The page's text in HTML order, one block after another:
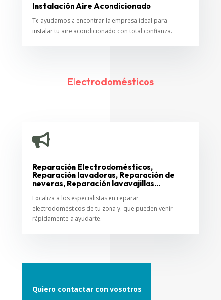
Instalación Aire Acondicionado
Te ayudamos a encontrar la empresa ideal para
instalar tu aire acondicionado con total confianza.
Electrodomésticos

Reparación Electrodomésticos,
Reparación lavadoras, Reparación de
neveras, Reparación lavavajillas...
Localiza a los especialistas en reparar
electrodomésticos de tu zona y. que pueden venir
rápidamente a ayudarte.
Quiero contactar con vosotros